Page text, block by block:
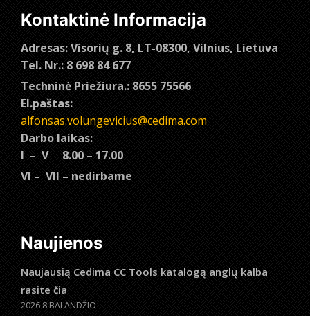
Kontaktinė Informacija
Adresas: Visorių g. 8, LT-08300, Vilnius, Lietuva
Tel. Nr.: 8 698 84 677
Techninė Priežiura.: 8655 75566
El.paštas:
alfonsas.volungevicius@cedima.com
Darbo laikas:
I – V 8.00 – 17.00
VI – VII – nedirbame
Naujienos
Naujausią Cedima CC Tools katalogą anglų kalba
rasite čia
2026 8 BALANDŽIO